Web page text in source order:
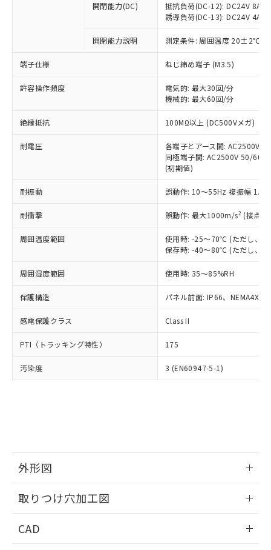
開閉能力(DC)
抵抗負荷(DC-12): DC24V 8A/
誘導負荷(DC-13): DC24V 4A/
開閉能力説明 測定条件: 周囲温度 20±2℃、
端子仕様 ねじ締め端子 (M3.5)
許容操作頻度
電気的: 最大30回/分
機械的: 最大60回/分
絶縁抵抗 100MΩ以上 (DC500Vメガ)
耐電圧
各端子とアース間: AC2500V
同極端子間: AC2500V 50/
(初期値)
耐振動 誤動作: 10～55Hz 複振幅
耐衝撃 誤動作: 最大1000m/s2 (接点
周囲温度範囲
使用時: -25～70℃ (ただし、氷
保存時: -40～80℃ (ただし、氷
周囲湿度範囲 使用時: 35～85%RH
保護構造 パネル前面: IP66、NEMA4X,
感電保護クラス Class II
PTI（トラッキング特性） 175
汚染度 3 (EN60947-5-1)
外形図
取りつけ穴加工図
CAD
以下の条件をお読みいただき、同意のうえ
ご利用ください。
本サービスは、当社制御機器事業取扱
商品の当社在庫状況および標準価格
(税抜)を提供させていただくもので
当社制御機器事業取扱商品の中には、
本サービスの対象外となる商品もある
ことをご了承ください。
在庫状況および標準価格照会結果は、
記載している更新日時点での社内デー
タに基づき作成されるものであり、閲
覧された時点での実際の在庫および標
準価格とは異なる場合があることをご
正式な納期状況および標準価格はお客
様のお取引先、またはお客様担当のオ
ムロン制御機器販売店・当社販売員に
オムロン制御機器販売店や当社販売拠
販売ネットワーク
」をご確認
在庫状況および標準価格結果を当社の
事前の承諾なく第三者に漏洩または開
示しないようお願いします。
マイパーツ機能（部品リスト作成サー
ビス）をご利用いただくには、I-Web
品・サービスに関するお客様との取
の共同利用に関して"
用者の範囲」に記載されている法人を
対応予定なし：EU RoHS指令（10物質）の
非含有に非対応の商品で、対応品を出す予
調査・確認中：EU RoHS指令（10物質）の
非含有の対応状況を調査中または確認中の
商品です。
非該当品：ライセンス料など無形物で、有
害物質有無と関係のない商品です。
仕入先様の事情により、非含有部品として
いたものが、含有品と判明した場合などや
むを得ず変更することがあります。
鉛(Pb) 1000ppm以下、 水銀(Hg) 1000ppm以下、 カド
六価クロム(Cr(Ⅵ)) 1000ppm以下、ポリ臭化ビフェニル
類(PBB) 1000ppm以下、ポリ臭化ジフェニルエーテル類
ルベンジル（BBP） 1000ppm以下、フタル酸ジブチル
（DBP） 1000ppm以下、フタル酸ジイソブチル
但し、RoHS指令で産業用監視および制御機器に対する
適用除外項目は除く。
フタル酸エステル類の４物質については閾値を超える意
図的な使用がないことを確認しています。
部品在庫の切り替え状況などにより、予定
月が前後することがあります。
EU RoHS指令（10物質）の非含有証明書
51物質の非含有証明書（当社基準）
※本証明書は発行日時点で非含有を証明す
「○」：最大均質材料含有率が中国RoHSの
基準値以下であることを示します。
「×」：最大均質材料含有率が中国RoHSの
基準値を超えていることを示します。
「－」：未確認です。当社販売部門へお問
*中国RoHS10物質の基準値 (GB/T26572)：
Pb(鉛) :1000ppm、 Hg(水銀) : 1000ppm、 Cd(カドミウ
Cr(Ⅵ)(六価クロム) : 1000ppm、 PBBs(ポリ臭化ビフェ
ニル類) : 1000ppm、 PBDEs(ポリ臭化ジフェニルエーテ
ル類) : 1000ppm、
DBP(フタル酸ジブチル) : 1000ppm、 DIBP(フタル酸ジ
イソブチル) : 1000ppm、 BBP(フタル酸ブチルベンジ
DEHP(フタル酸ビス(2-エチルヘキシル)) : 1000ppm
「ｅ」：有害物質（10物質）のすべてが基
準値以下であることを示します。
「10」：通常の使用状況下において有害物
質が外部に漏えいし、環境に深刻な影響を
及ぼさない年数を意味します。
当社は、これら貴社製品のうち、外国
為替および外国貿易法に定める商品
（以下｢規制貨物等」という）を輸出
または国外への提供する場合は、日本
国政府の輸出許可(または役務取引許
可)を取得するなどの必要な手続きを
当社は規制貨物を破棄する場合は、完
全に破砕するなど、違法に輸出されな
いよう必要な手段を講じます。
当社は貴社製品を、核兵器、ミサイ
ル、化学兵器、生物兵器またはその他
武器並びにこれらの製造装置等に一切
当社は、貴社製品を第三者に販売する
場合は、上記1、2および3の内容を当
該第三者に通知します。また当社は、
販売先および販売に係わる関係者が違
法に輸出するおそれがある場合は、取
り引きをいたしません。
一定数以上の在庫あり
一定数には満たないが在庫あり
在庫なし(最新の在庫状況につ
いては、お客様のお取引先、ま
たはお客様担当のオムロン制御
機器販売店・当社販売員にご確
受注生産機種、また在庫状況の
情報を公開していない機種